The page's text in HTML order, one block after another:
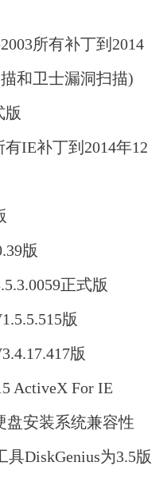
所有补丁到2014
和卫士漏洞扫描)
版
IE补丁到2014年12
版
正式版
版
版
ActiveX For IE
盘安装系统兼容性
DiskGenius为3.5版